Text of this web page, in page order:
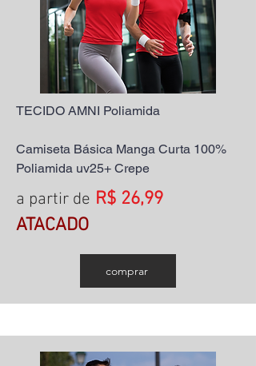
TECIDO AMNI Poliamida
Camiseta Básica Manga Curta 100%
Poliamida uv25+ Crepe
a partir de R$ 26,99
ATACADO
comprar